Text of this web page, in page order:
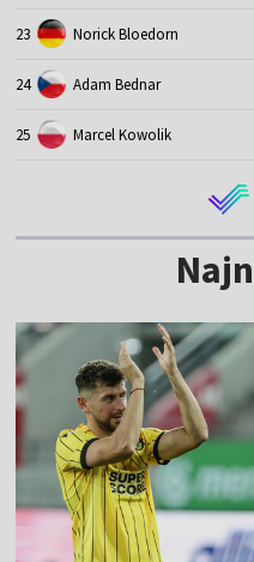
23 Norick Bloedorn
24 Adam Bednar
25 Marcel Kowolik